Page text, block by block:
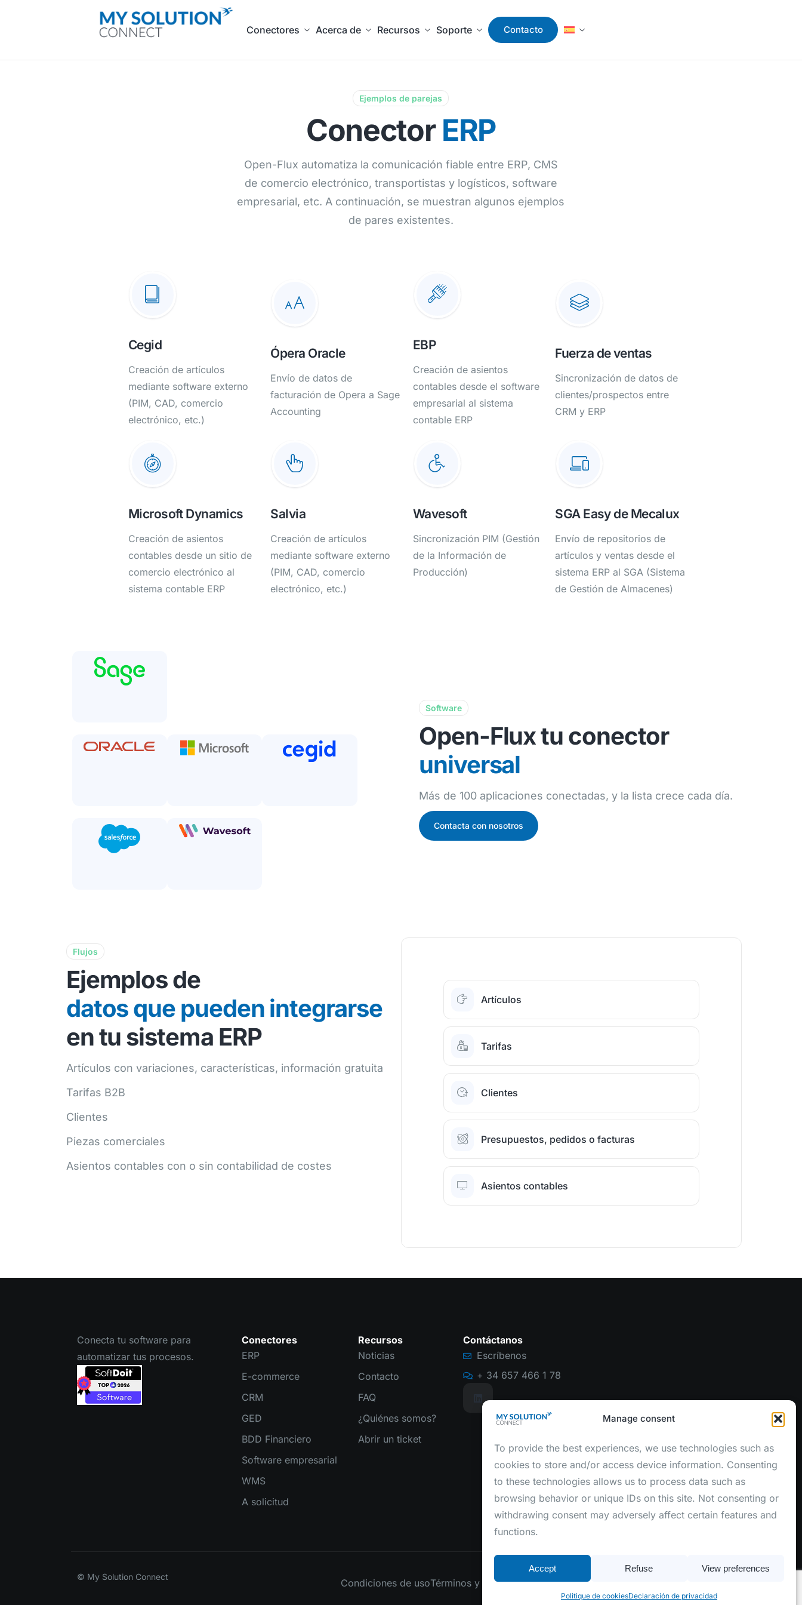
Manage consent
To provide the best experiences, we use technologies such as
cookies to store and/or access device information. Consenting
to these technologies allows us to process data such as
browsing behavior or unique IDs on this site. Not consenting or
withdrawing consent may adversely affect certain features and
functions.
Accept Refuse View preferences
Politique de cookiesDeclaración de privacidad
Conectores Acerca de Recursos Soporte Contacto
Ejemplos de parejas
Conector ERP
Open-Flux automatiza la comunicación fiable entre ERP, CMS
de comercio electrónico, transportistas y logísticos, software
empresarial, etc. A continuación, se muestran algunos ejemplos
de pares existentes.
Cegid
Creación de artículos
mediante software externo
(PIM, CAD, comercio
electrónico, etc.)
Ópera Oracle
Envío de datos de
facturación de Opera a Sage
Accounting
EBP
Creación de asientos
contables desde el software
empresarial al sistema
contable ERP
Fuerza de ventas
Sincronización de datos de
clientes/prospectos entre
CRM y ERP
Microsoft Dynamics
Creación de asientos
contables desde un sitio de
comercio electrónico al
sistema contable ERP
Salvia
Creación de artículos
mediante software externo
(PIM, CAD, comercio
electrónico, etc.)
Wavesoft
Sincronización PIM (Gestión
de la Información de
Producción)
SGA Easy de Mecalux
Envío de repositorios de
artículos y ventas desde el
sistema ERP al SGA (Sistema
de Gestión de Almacenes)
Software
Open-Flux tu conector
universal
Más de 100 aplicaciones conectadas, y la lista crece cada día.
Contacta con nosotros
Flujos
Ejemplos de
datos que pueden integrarse
en tu sistema ERP
Artículos con variaciones, características, información gratuita
Tarifas B2B
Clientes
Piezas comerciales
Asientos contables con o sin contabilidad de costes
Artículos
Tarifas
Clientes
Presupuestos, pedidos o facturas
Asientos contables
Conecta tu software para
automatizar tus procesos.
Conectores
ERP
E-commerce
CRM
GED
BDD Financiero
Software empresarial
WMS
A solicitud
Recursos
Noticias
Contacto
FAQ
¿Quiénes somos?
Abrir un ticket
Contáctanos
Escríbenos
+ 34 657 466 1 78
© My Solution Connect
Condiciones de usoTérminos y condicionesAviso legalPolítica de cookies